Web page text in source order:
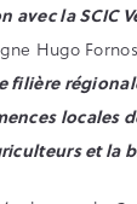
avec la SCIC
Hugo Fornos
filière
locales
et la